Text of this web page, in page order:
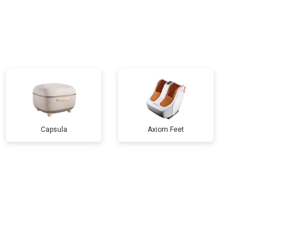
Capsula Axiom Feet